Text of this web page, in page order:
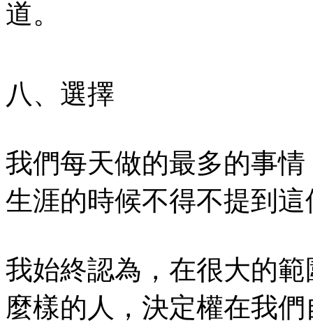
道。
八、選擇
我們每天做的最多的事
生涯的時候不得不提到
我始終認為，在很大的
麼樣的人，決定權在我